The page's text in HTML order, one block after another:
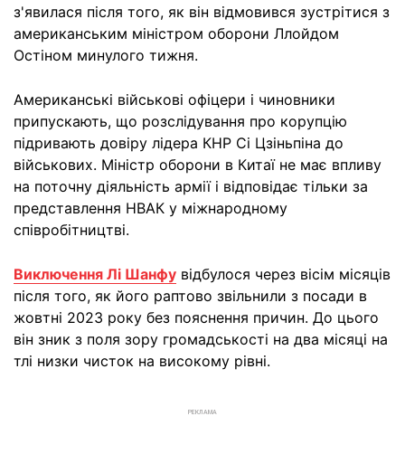
з'явилася після того, як він відмовився зустрітися з
американським міністром оборони Ллойдом
Остіном минулого тижня.
Американські військові офіцери і чиновники
припускають, що розслідування про корупцію
підривають довіру лідера КНР Сі Цзіньпіна до
військових. Міністр оборони в Китаї не має впливу
на поточну діяльність армії і відповідає тільки за
представлення НВАК у міжнародному
співробітництві.
Виключення Лі Шанфу відбулося через вісім місяців
після того, як його раптово звільнили з посади в
жовтні 2023 року без пояснення причин. До цього
він зник з поля зору громадськості на два місяці на
тлі низки чисток на високому рівні.
РЕКЛАМА